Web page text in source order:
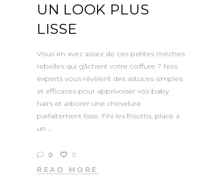
UN LOOK PLUS
LISSE
Vous en avez assez de ces petites mèches
rebelles qui gâchent votre coiffure ? Nos
experts vous révèlent des astuces simples
et efficaces pour apprivoiser vos baby
hairs et arborer une chevelure
parfaitement lisse. Fini les frisottis, place à
un
0 0
READ MORE